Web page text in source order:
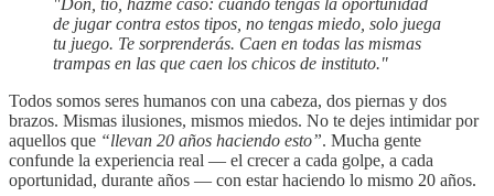
"Don, tío, hazme caso: cuando tengas la oportunidad
de jugar contra estos tipos, no tengas miedo, solo juega
tu juego. Te sorprenderás. Caen en todas las mismas
trampas en las que caen los chicos de instituto."
Todos somos seres humanos con una cabeza, dos piernas y dos
brazos. Mismas ilusiones, mismos miedos. No te dejes intimidar por
aquellos que “llevan 20 años haciendo esto”. Mucha gente
confunde la experiencia real — el crecer a cada golpe, a cada
oportunidad, durante años — con estar haciendo lo mismo 20 años.